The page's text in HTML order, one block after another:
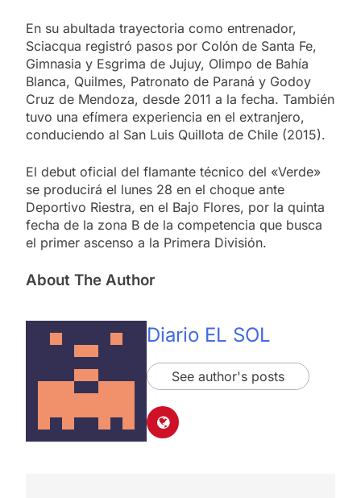
En su abultada trayectoria como entrenador,
Sciacqua registró pasos por Colón de Santa Fe,
Gimnasia y Esgrima de Jujuy, Olimpo de Bahía
Blanca, Quilmes, Patronato de Paraná y Godoy
Cruz de Mendoza, desde 2011 a la fecha. También
tuvo una efímera experiencia en el extranjero,
conduciendo al San Luis Quillota de Chile (2015).
El debut oficial del flamante técnico del «Verde»
se producirá el lunes 28 en el choque ante
Deportivo Riestra, en el Bajo Flores, por la quinta
fecha de la zona B de la competencia que busca
el primer ascenso a la Primera División.
About The Author
Diario EL SOL
See author's posts